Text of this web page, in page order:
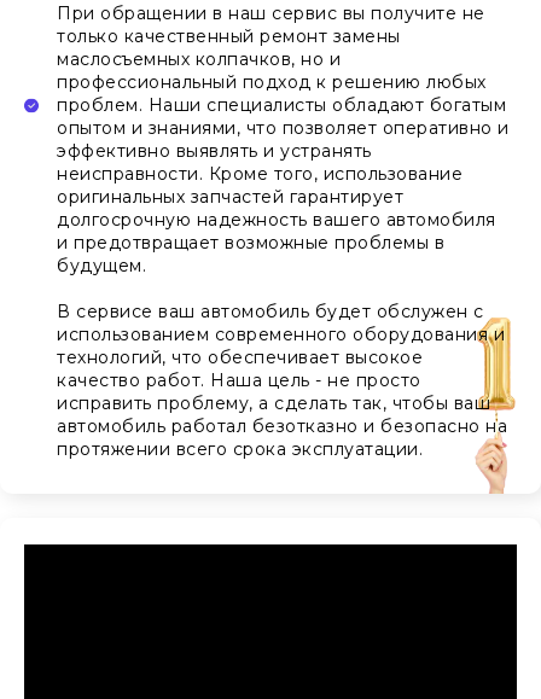
При обращении в наш сервис вы получите не
только качественный ремонт замены
маслосъемных колпачков, но и
профессиональный подход к решению любых
проблем. Наши специалисты обладают богатым
опытом и знаниями, что позволяет оперативно и
эффективно выявлять и устранять
неисправности. Кроме того, использование
оригинальных запчастей гарантирует
долгосрочную надежность вашего автомобиля
и предотвращает возможные проблемы в
будущем.
В сервисе ваш автомобиль будет обслужен с
использованием современного оборудования и
технологий, что обеспечивает высокое
качество работ. Наша цель - не просто
исправить проблему, а сделать так, чтобы ваш
автомобиль работал безотказно и безопасно на
протяжении всего срока эксплуатации.